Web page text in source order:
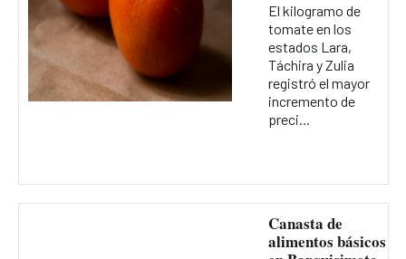
El kilogramo de
tomate en los
estados Lara,
Táchira y Zulia
registró el mayor
incremento de
preci...
Canasta de
alimentos básicos